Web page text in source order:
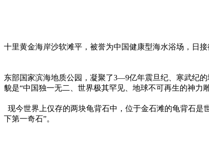
十里黄金海岸沙软滩平，被誉为中国健康型海水浴场，日接
东部国家滨海地质公园，凝聚了3—9亿年震旦纪、寒武纪
貌是“中国独一无二、世界极其罕见、地球不可再生的神力雕
现今世界上仅存的两块龟背石中，位于金石滩的龟背石是
下第一奇石”。